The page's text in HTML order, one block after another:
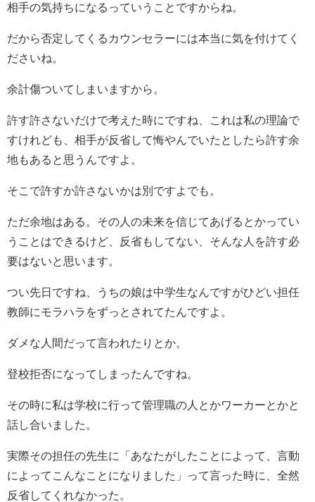
相手の気持ちになるっていうことですからね。
だから否定してくるカウンセラーには本当に気を付けてく
ださいね。
余計傷ついてしまいますから。
許す許さないだけで考えた時にですね、これは私の理論で
すけれども、相手が反省して悔やんでいたとしたら許す余
地もあると思うんですよ。
そこで許すか許さないかは別ですよでも。
ただ余地はある。その人の未来を信じてあげるとかってい
うことはできるけど、反省もしてない、そんな人を許す必
要はないと思います。
つい先日ですね、うちの娘は中学生なんですがひどい担任
教師にモラハラをずっとされてたんですよ。
ダメな人間だって言われたりとか。
登校拒否になってしまったんですね。
その時に私は学校に行って管理職の人とかワーカーとかと
話し合いました。
実際その担任の先生に「あなたがしたことによって、言動
によってこんなことになりました」って言った時に、全然
反省してくれなかった。